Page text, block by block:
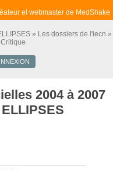
et webmaster de MedShake
Les dossiers de l'iecn
Critique
2004 à 2007